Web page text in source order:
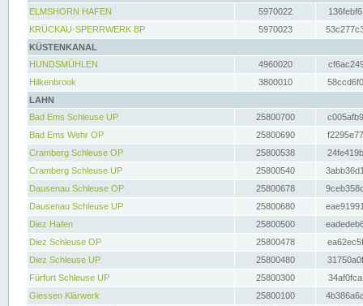
ELMSHORN HAFEN
5970022
KRÜCKAU-SPERRWERK BP
5970023
KÜSTENKANAL
HUNDSMÜHLEN
4960020
Hilkenbrook
3800010
LAHN
Bad Ems Schleuse UP
25800700
Bad Ems Wehr OP
25800690
Cramberg Schleuse OP
25800538
Cramberg Schleuse UP
25800540
Dausenau Schleuse OP
25800678
Dausenau Schleuse UP
25800680
Diez Hafen
25800500
Diez Schleuse OP
25800478
Diez Schleuse UP
25800480
Fürfurt Schleuse UP
25800300
Giessen Klärwerk
25800100